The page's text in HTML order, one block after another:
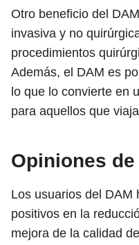
Otro beneficio del
invasiva y no
procedimientos
Además, el DAM es
lo que lo convierte en
para aquellos que
Opiniones
Los usuarios del DAM
positivos en la
mejora de la calidad